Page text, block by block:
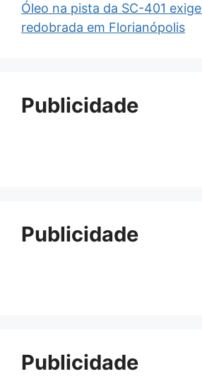
Óleo na pista da SC-401
redobrada em Florianópolis
Publicidade
Publicidade
Publicidade